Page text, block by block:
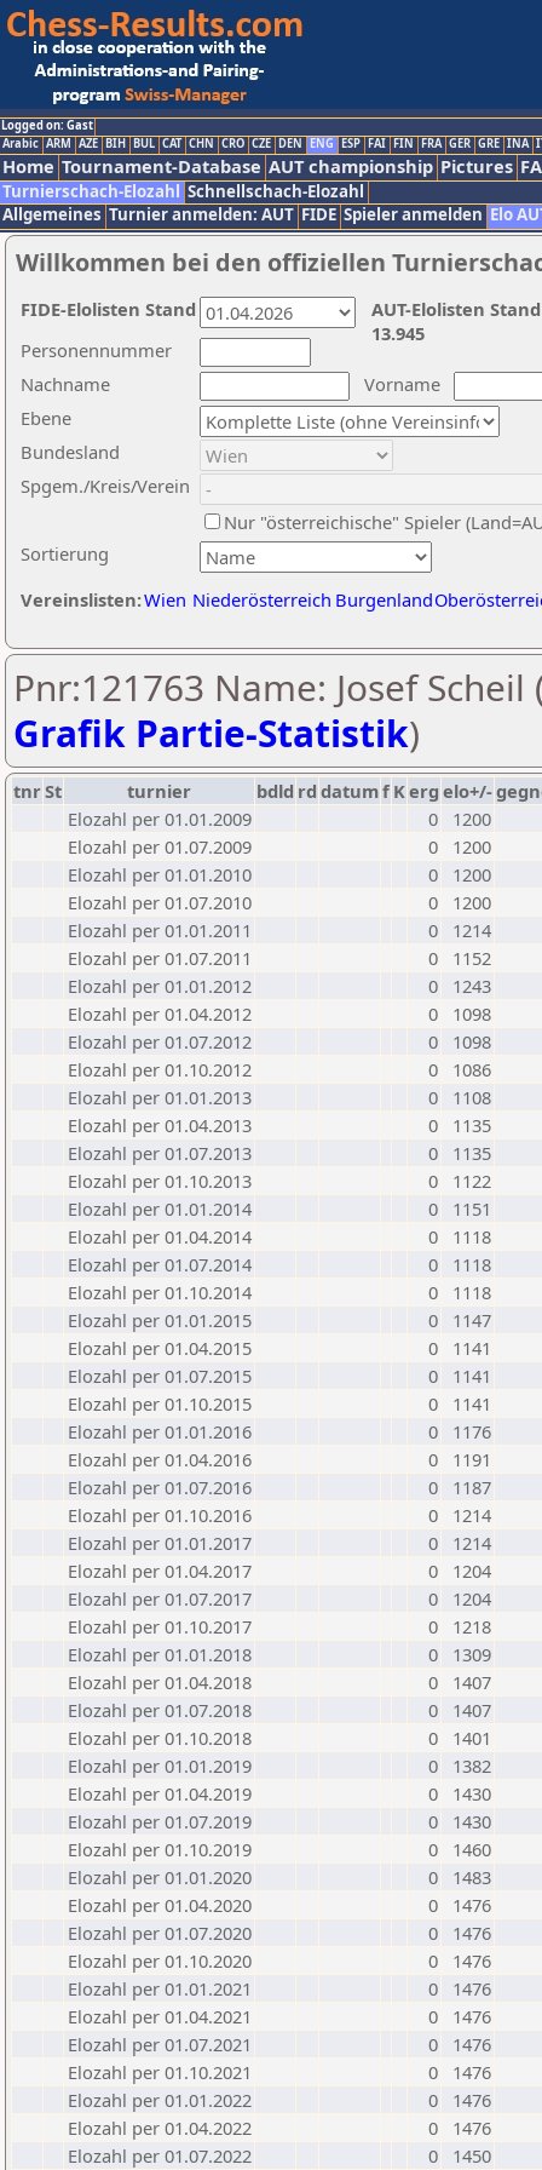
Logged on: Gast
Arabic ARM AZE BIH BUL CAT CHN CRO CZE DEN ENG ESP FAI FIN FRA GER GRE INA
Home Tournament-Database AUT championship Pictures
Turnierschach-Elozahl Schnellschach-Elozahl
Allgemeines Turnier anmelden: AUT FIDE Spieler anmelden Elo
Willkommen bei den offiziellen
Nachname
Vorname
Ebene
Sortierung
Personennummer
Bundesland
Spgem./Kreis/Verein
Nur "österreichische" Spieler
Vereinslisten:Wien Niederösterreich Burgenland
AUT-Elolisten
13.945
FIDE-Elolisten Stand
Pnr:121763 Name: Josef Scheil
Grafik Partie-Statistik)
tnrSt turnier bdld rd datumf Kerg elo+/-
Elozahl per 01.01.2009
0
1200
Elozahl per 01.07.2009
0
1200
Elozahl per 01.01.2010
0
1200
Elozahl per 01.07.2010
0
1200
Elozahl per 01.01.2011
0
1214
Elozahl per 01.07.2011
0
1152
Elozahl per 01.01.2012
0
1243
Elozahl per 01.04.2012
0
1098
Elozahl per 01.07.2012
0
1098
Elozahl per 01.10.2012
0
1086
Elozahl per 01.01.2013
0
1108
Elozahl per 01.04.2013
0
1135
Elozahl per 01.07.2013
0
1135
Elozahl per 01.10.2013
0
1122
Elozahl per 01.01.2014
0
1151
Elozahl per 01.04.2014
0
1118
Elozahl per 01.07.2014
0
1118
Elozahl per 01.10.2014
0
1118
Elozahl per 01.01.2015
0
1147
Elozahl per 01.04.2015
0
1141
Elozahl per 01.07.2015
0
1141
Elozahl per 01.10.2015
0
1141
Elozahl per 01.01.2016
0
1176
Elozahl per 01.04.2016
0
1191
Elozahl per 01.07.2016
0
1187
Elozahl per 01.10.2016
0
1214
Elozahl per 01.01.2017
0
1214
Elozahl per 01.04.2017
0
1204
Elozahl per 01.07.2017
0
1204
Elozahl per 01.10.2017
0
1218
Elozahl per 01.01.2018
0
1309
Elozahl per 01.04.2018
0
1407
Elozahl per 01.07.2018
0
1407
Elozahl per 01.10.2018
0
1401
Elozahl per 01.01.2019
0
1382
Elozahl per 01.04.2019
0
1430
Elozahl per 01.07.2019
0
1430
Elozahl per 01.10.2019
0
1460
Elozahl per 01.01.2020
0
1483
Elozahl per 01.04.2020
0
1476
Elozahl per 01.07.2020
0
1476
Elozahl per 01.10.2020
0
1476
Elozahl per 01.01.2021
0
1476
Elozahl per 01.04.2021
0
1476
Elozahl per 01.07.2021
0
1476
Elozahl per 01.10.2021
0
1476
Elozahl per 01.01.2022
0
1476
Elozahl per 01.04.2022
0
1476
Elozahl per 01.07.2022
0
1450